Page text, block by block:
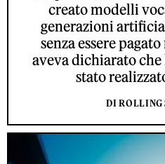
creato modelli
generazioni
senza essere
aveva dichiarato
stato
DI ROLLING